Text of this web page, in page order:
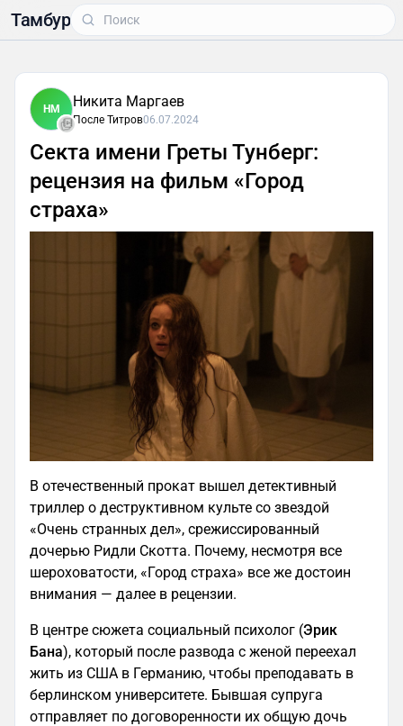
Тамбур
НМ Никита Маргаев
После Титров06.07.2024
Секта имени Греты Тунберг:
рецензия на фильм «Город
страха»
В отечественный прокат вышел детективный
триллер о деструктивном культе со звездой
«Очень странных дел», срежиссированный
дочерью Ридли Скотта. Почему, несмотря все
шероховатости, «Город страха» все же достоин
внимания — далее в рецензии.
В центре сюжета социальный психолог (Эрик
Бана), который после развода с женой переехал
жить из США в Германию, чтобы преподавать в
берлинском университете. Бывшая супруга
отправляет по договоренности их общую дочь